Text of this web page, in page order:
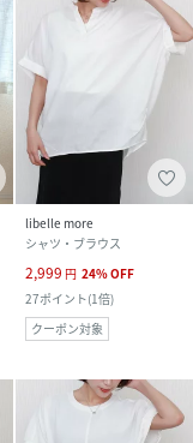
libelle more
シャツ・ブラウス
2,999 円 24%OFF
27ポイント(1倍)
クーポン対象